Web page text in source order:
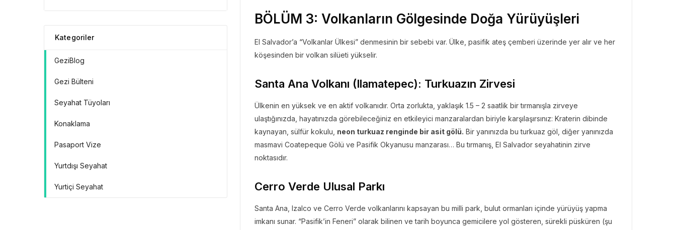
BÖLÜM 3: Volkanların Gölgesinde Doğa Yürüyüşleri
El Salvador’a “Volkanlar Ülkesi” denmesinin bir sebebi var. Ülke, pasifik ateş çemberi üzerinde yer alır ve her
köşesinden bir volkan silüeti yükselir.
Santa Ana Volkanı (Ilamatepec): Turkuazın Zirvesi
Ülkenin en yüksek ve en aktif volkanıdır. Orta zorlukta, yaklaşık 1.5 – 2 saatlik bir tırmanışla zirveye
ulaştığınızda, hayatınızda görebileceğiniz en etkileyici manzaralardan biriyle karşılaşırsınız: Kraterin dibinde
kaynayan, sülfür kokulu, neon turkuaz renginde bir asit gölü. Bir yanınızda bu turkuaz göl, diğer yanınızda
masmavi Coatepeque Gölü ve Pasifik Okyanusu manzarası… Bu tırmanış, El Salvador seyahatinin zirve
noktasıdır.
Cerro Verde Ulusal Parkı
Santa Ana, Izalco ve Cerro Verde volkanlarını kapsayan bu milli park, bulut ormanları içinde yürüyüş yapma
imkanı sunar. “Pasifik’in Feneri” olarak bilinen ve tarih boyunca gemicilere yol gösteren, sürekli püsküren (şu
Kategoriler
GeziBlog
Gezi Bülteni
Seyahat Tüyoları
Konaklama
Pasaport Vize
Yurtdışı Seyahat
Yurtiçi Seyahat